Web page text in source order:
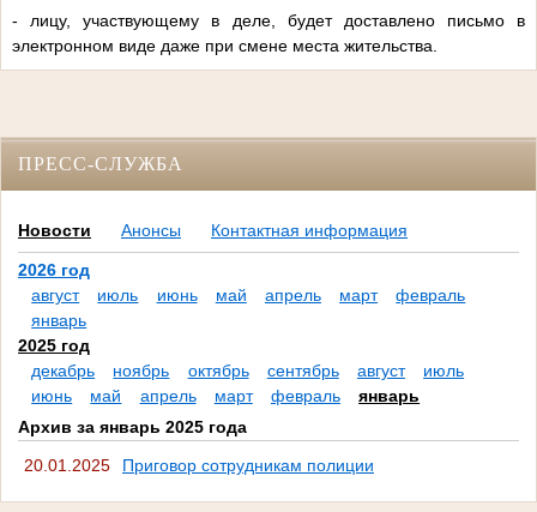
- лицу, участвующему в деле, будет доставлено письмо в
электронном виде даже при смене места жительства.
ПРЕСС-СЛУЖБА
Новости Анонсы Контактная информация
2026 год
август
июль июнь май апрель март
февраль
январь
2025 год
декабрь
ноябрь октябрь сентябрь август
июль
июнь
май апрель март февраль
январь
Архив за январь 2025 года
20.01.2025
Приговор сотрудникам полиции